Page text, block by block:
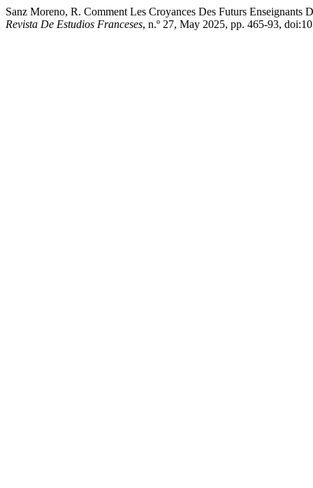
Sanz Moreno, R. Comment Les Croyances Des Futurs
Revista De Estudios Franceses, n.º 27, May 2025, pp. 465-93,